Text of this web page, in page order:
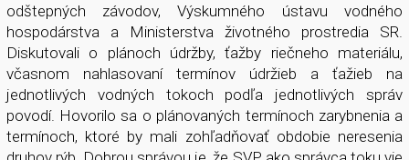
odštepných závodov, Výskumného ústavu vodného
hospodárstva a Ministerstva životného prostredia SR.
Diskutovali o plánoch údržby, ťažby riečneho materiálu,
včasnom nahlasovaní termínov údržieb a ťažieb na
jednotlivých vodných tokoch podľa jednotlivých správ
povodí. Hovorilo sa o plánovaných termínoch zarybnenia a
termínoch, ktoré by mali zohľadňovať obdobie neresenia